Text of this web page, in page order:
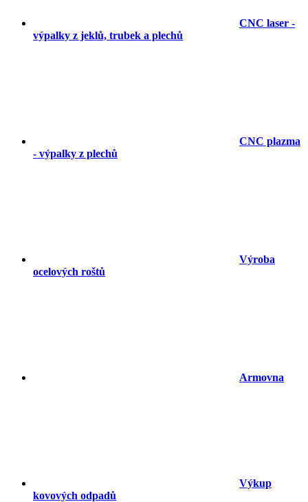
CNC laser -
výpalky z jeklů, trubek a plechů
CNC plazma
- výpalky z plechů
Výroba
ocelových roštů
Armovna
Výkup
kovových odpadů